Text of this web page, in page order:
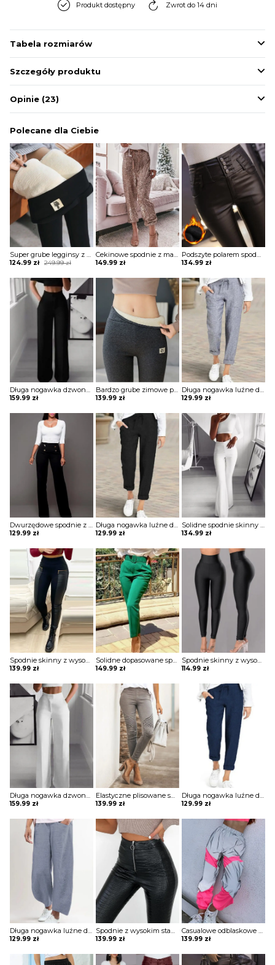
Produkt dostępny Zwrot do 14 dni
Tabela rozmiarów
Szczegóły produktu
Opinie (23)
Polecane dla Ciebie
Super grube legginsy z nadrukiem kota spodnie Naldina
249.99zł
Original
was:
249.99 zł.
124.99 zł
Current
is:
124.99 zł.
Cekinowe spodnie z mankietami i cekinami szorty Emmelie
149.99 zł
Podszyte polarem spodnie ze skóry pu z guzikami Aja
134.99 zł
Długa nogawka dzwony szerokie luźne jednolite wysoki stan bez wzoru pas eleganckie casual spodnie Golda
159.99 zł
Bardzo grube zimowe polarowe legginsy z wysokim stanem spodnie Armgard
139.99 zł
Długa nogawka luźne dresowe wiązane jednolite wygodne ściągacz casual spodnie Darcie
129.99 zł
Dwurzędowe spodnie z wysokim stanem i szerokimi nogawkami szorty Csenge
129.99 zł
Długa nogawka luźne dresowe wiązane jednolite wygodne ściągacz casual spodnie Darcie
129.99 zł
Solidne spodnie skinny z wysokim stanem szorty Katha
134.99 zł
Spodnie skinny z wysokim stanem i zamkiem błyskawicznym ze skóry pu Aubry
139.99 zł
Solidne dopasowane spodnie z kieszeniami Thordis
149.99 zł
Spodnie skinny z wysokim stanem Meltem
114.99 zł
Długa nogawka dzwony szerokie luźne jednolite wysoki stan bez wzoru pas eleganckie casual spodnie Golda
159.99 zł
Elastyczne plisowane spodnie zapinane na suwak szorty Belicia
139.99 zł
Długa nogawka luźne dresowe wiązane jednolite wygodne ściągacz casual spodnie Darcie
129.99 zł
Długa nogawka luźne dresowe szerokie jednolite bez wzoru ściągacz wiązane kieszenie casual spodnie Klaarke
129.99 zł
Spodnie z wysokim stanem ze sztucznej skóry Melantha
139.99 zł
Casualowe odblaskowe spodnie dresowe colorblock szorty Deonna
139.99 zł